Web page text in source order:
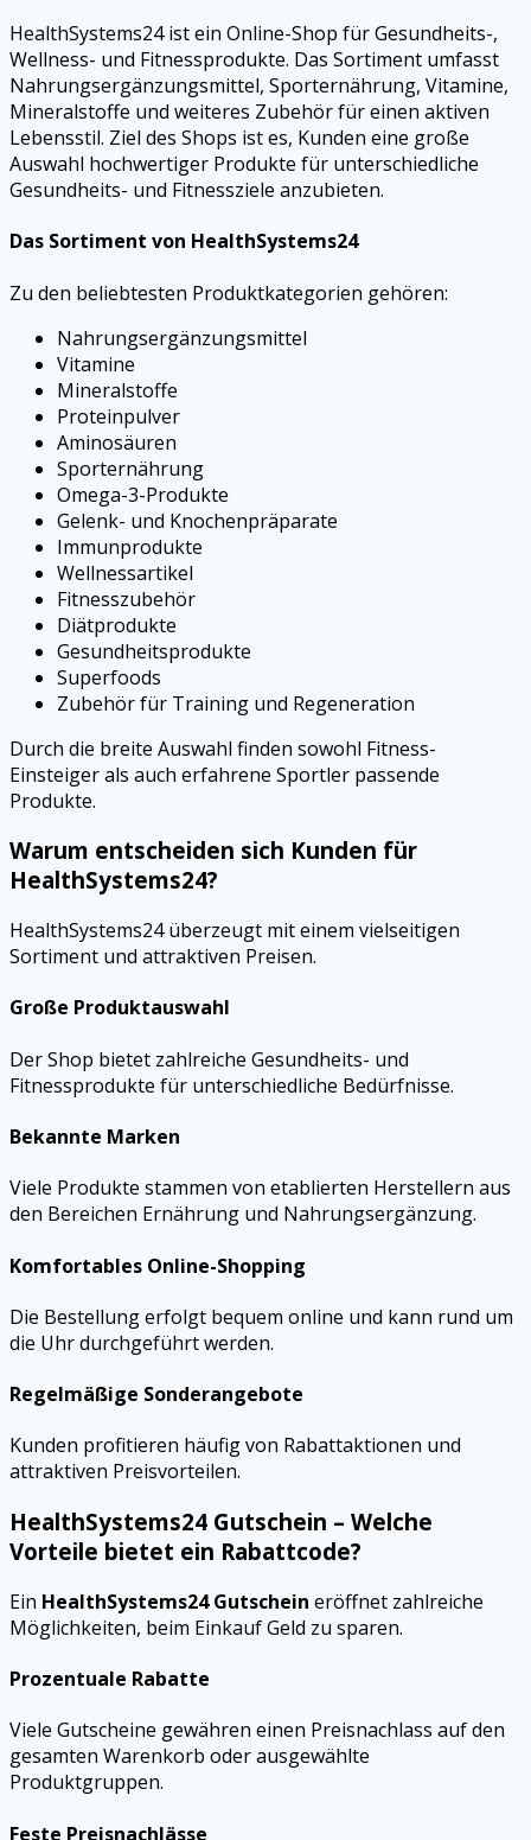
HealthSystems24 ist ein Online-Shop für Gesundheits-,
Wellness- und Fitnessprodukte. Das Sortiment umfasst
Nahrungsergänzungsmittel, Sporternährung, Vitamine,
Mineralstoffe und weiteres Zubehör für einen aktiven
Lebensstil. Ziel des Shops ist es, Kunden eine große
Auswahl hochwertiger Produkte für unterschiedliche
Gesundheits- und Fitnessziele anzubieten.
Das Sortiment von HealthSystems24
Zu den beliebtesten Produktkategorien gehören:
Nahrungsergänzungsmittel
Vitamine
Mineralstoffe
Proteinpulver
Aminosäuren
Sporternährung
Omega-3-Produkte
Gelenk- und Knochenpräparate
Immunprodukte
Wellnessartikel
Fitnesszubehör
Diätprodukte
Gesundheitsprodukte
Superfoods
Zubehör für Training und Regeneration
Durch die breite Auswahl finden sowohl Fitness-
Einsteiger als auch erfahrene Sportler passende
Produkte.
Warum entscheiden sich Kunden für
HealthSystems24?
HealthSystems24 überzeugt mit einem vielseitigen
Sortiment und attraktiven Preisen.
Große Produktauswahl
Der Shop bietet zahlreiche Gesundheits- und
Fitnessprodukte für unterschiedliche Bedürfnisse.
Bekannte Marken
Viele Produkte stammen von etablierten Herstellern aus
den Bereichen Ernährung und Nahrungsergänzung.
Komfortables Online-Shopping
Die Bestellung erfolgt bequem online und kann rund um
die Uhr durchgeführt werden.
Regelmäßige Sonderangebote
Kunden profitieren häufig von Rabattaktionen und
attraktiven Preisvorteilen.
HealthSystems24 Gutschein – Welche
Vorteile bietet ein Rabattcode?
Ein HealthSystems24 Gutschein eröffnet zahlreiche
Möglichkeiten, beim Einkauf Geld zu sparen.
Prozentuale Rabatte
Viele Gutscheine gewähren einen Preisnachlass auf den
gesamten Warenkorb oder ausgewählte
Produktgruppen.
Feste Preisnachlässe